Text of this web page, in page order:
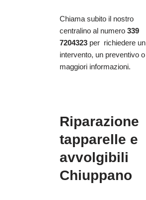
Chiama subito il nostro
centralino al numero 339
7204323 per richiedere un
intervento, un preventivo o
maggiori informazioni.
Riparazione
tapparelle e
avvolgibili
Chiuppano